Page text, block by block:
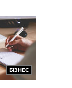
БІЗНЕС